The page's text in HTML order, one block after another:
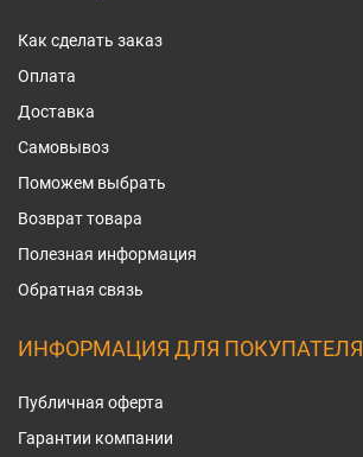
Как сделать заказ
Оплата
Доставка
Самовывоз
Поможем выбрать
Возврат товара
Полезная информация
Обратная связь
ИНФОРМАЦИЯ ДЛЯ ПОКУПАТЕЛЯ
Публичная оферта
Гарантии компании